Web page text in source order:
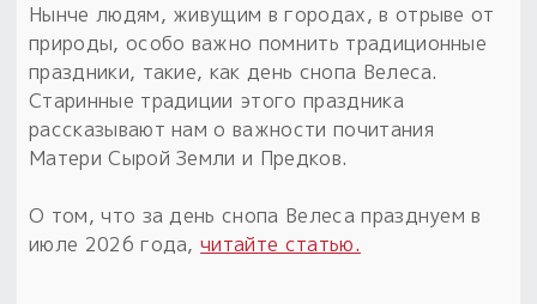
Новинки
Товары недели
Безоплатная доставка
Оберег в подарок
Нынче людям, живущим в городах, в отрыве от
природы, особо важно помнить традиционные
праздники, такие, как день снопа Велеса.
Старинные традиции этого праздника
рассказывают нам о важности почитания
Матери Сырой Земли и Предков.
О том, что за день снопа Велеса празднуем в
июле 2026 года,читайте статью.